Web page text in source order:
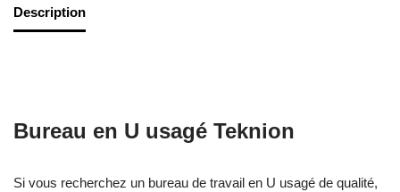
Description
Bureau en U usagé Teknion
Si vous recherchez un bureau de travail en U usagé de qualité,